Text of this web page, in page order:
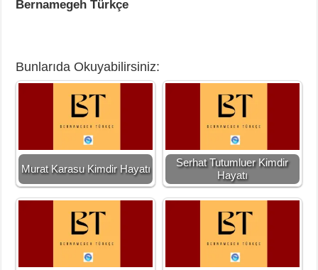
Bernamegeh Türkçe
Bunlarıda Okuyabilirsiniz:
Murat Karasu Kimdir Hayatı
Serhat Tutumluer Kimdir
Hayatı